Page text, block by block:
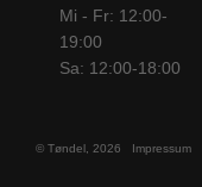
Mi - Fr: 12:00-
19:00
Sa: 12:00-18:00
© Tøndel, 2026 Impressum